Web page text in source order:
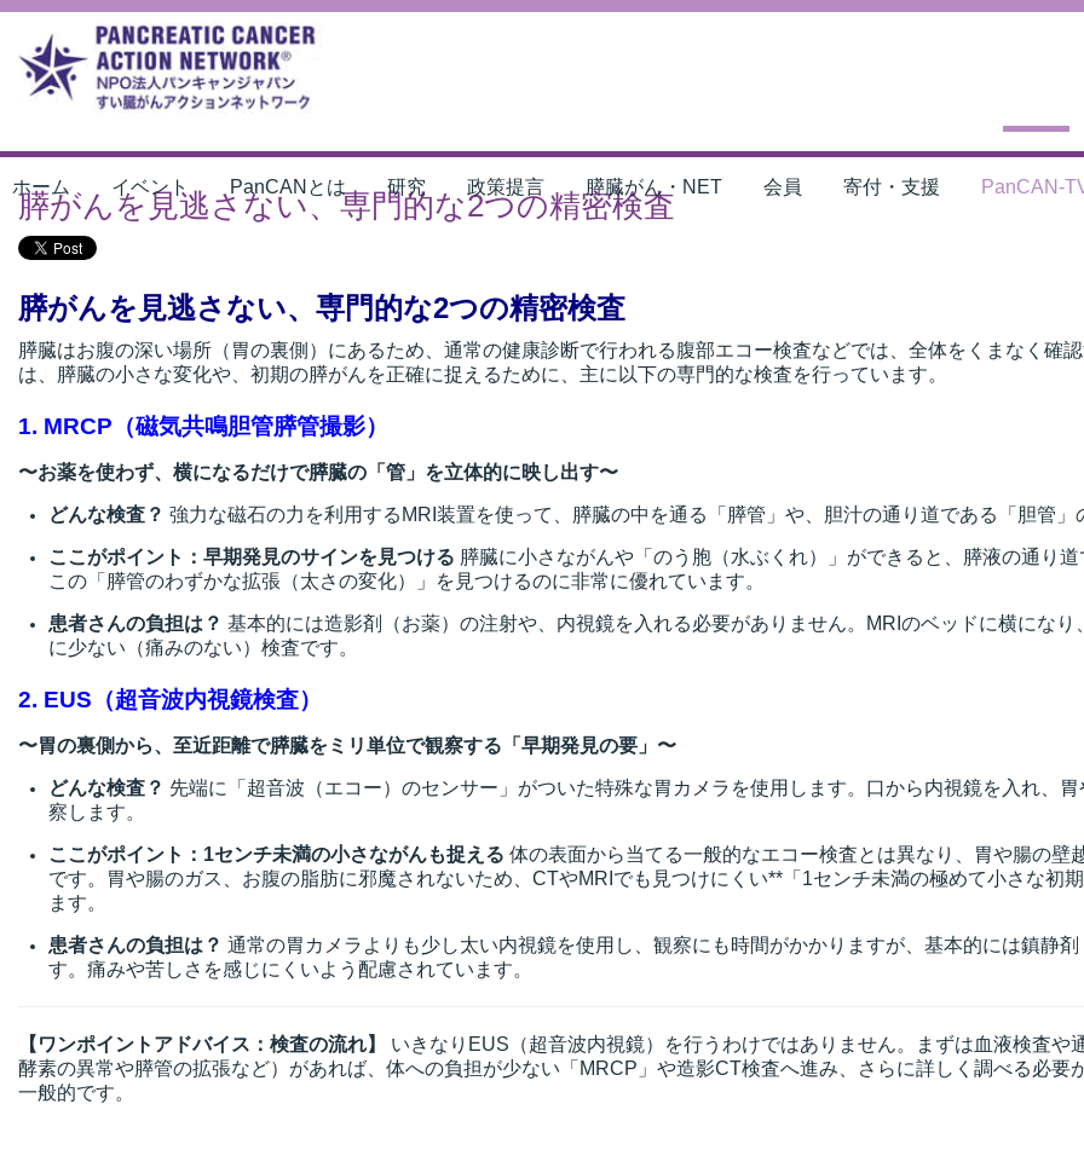
ホーム イベント PanCANとは 研究 政策提言 膵臓がん・NET 会員 寄付・支援 PanCAN-
膵がんを見逃さない、専門的な2つの精密検査
膵がんを見逃さない、専門的な2つの精密検査
膵臓はお腹の深い場所（胃の裏側）にあるため、通常の健康診断で行われる腹部エコー検査などでは、全体をくまなく確
は、膵臓の小さな変化や、初期の膵がんを正確に捉えるために、主に以下の専門的な検査を行っています。
1. MRCP（磁気共鳴胆管膵管撮影）
〜お薬を使わず、横になるだけで膵臓の「管」を立体的に映し出す〜
どんな検査？ 強力な磁石の力を利用するMRI装置を使って、膵臓の中を通る「膵管」や、胆汁の通り道である「胆管
ここがポイント：早期発見のサインを見つける 膵臓に小さながんや「のう胞（水ぶくれ）」ができると、膵液の通り
この「膵管のわずかな拡張（太さの変化）」を見つけるのに非常に優れています。
患者さんの負担は？ 基本的には造影剤（お薬）の注射や、内視鏡を入れる必要がありません。MRIのベッドに横にな
に少ない（痛みのない）検査です。
2. EUS（超音波内視鏡検査）
〜胃の裏側から、至近距離で膵臓をミリ単位で観察する「早期発見の要」〜
どんな検査？ 先端に「超音波（エコー）のセンサー」がついた特殊な胃カメラを使用します。口から内視鏡を入れ、
察します。
ここがポイント：1センチ未満の小さながんも捉える 体の表面から当てる一般的なエコー検査とは異なり、胃や腸の
です。胃や腸のガス、お腹の脂肪に邪魔されないため、CTやMRIでも見つけにくい**「1センチ未満の極めて小さな初
ます。
患者さんの負担は？ 通常の胃カメラよりも少し太い内視鏡を使用し、観察にも時間がかかりますが、基本的には鎮静
す。痛みや苦しさを感じにくいよう配慮されています。
【ワンポイントアドバイス：検査の流れ】
いきなりEUS（超音波内視鏡）を行うわけではありません。まずは血液検査
酵素の異常や膵管の拡張など）があれば、体への負担が少ない「MRCP」や造影CT検査へ進み、さらに詳しく調べる必
一般的です。